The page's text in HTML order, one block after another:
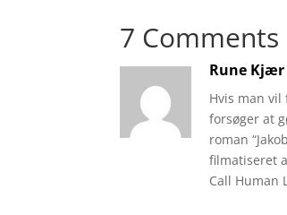
7 Comments
Rune Kjær
Hvis man vil
forsøger at
roman
filmatiseret
Call Human